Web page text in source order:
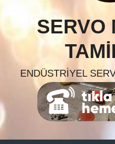
SERVO
ENDÜSTRIYEL